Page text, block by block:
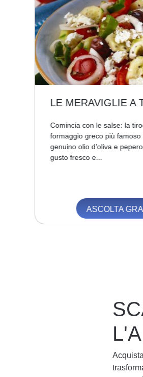
LE MERAVIGLIE A
Comincia con le salse: la
formaggio greco più
genuino olio d’oliva e
gusto fresco e...
ASCOLTA